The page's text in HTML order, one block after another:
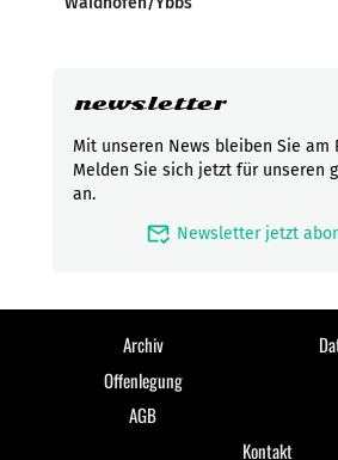
newsletter
Mit unseren News bleiben Sie am
Melden Sie sich jetzt für unseren
an.
mark_email_read Newsletter jetzt
Archiv
Offenlegung
AGB
Kontakt